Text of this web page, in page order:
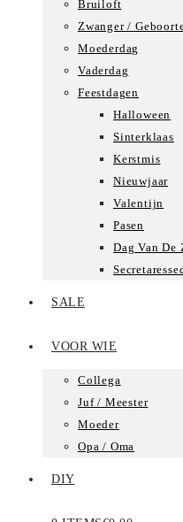
Bruiloft
Zwanger /
Moederdag
Vaderdag
Feestdagen
Halloween
Sinterklaas
Kerstmis
Nieuwjaar
Valentijn
Pasen
Dag Van De
SALE
VOOR WIE
Collega
Juf / Meester
Moeder
Opa / Oma
DIY